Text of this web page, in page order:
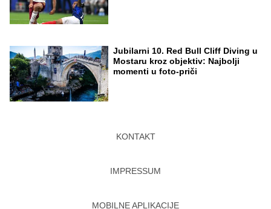
Jubilarni 10. Red Bull Cliff Diving u
Mostaru kroz objektiv: Najbolji
momenti u foto-priči
KONTAKT
IMPRESSUM
MOBILNE APLIKACIJE